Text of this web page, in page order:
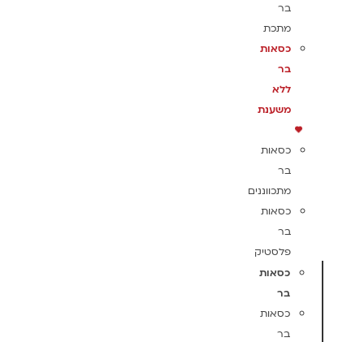
בר
מתכת
כסאות
בר
ללא
משענת
כסאות
בר
מתכווננים
כסאות
בר
פלסטיק
כסאות
בר
כסאות
בר